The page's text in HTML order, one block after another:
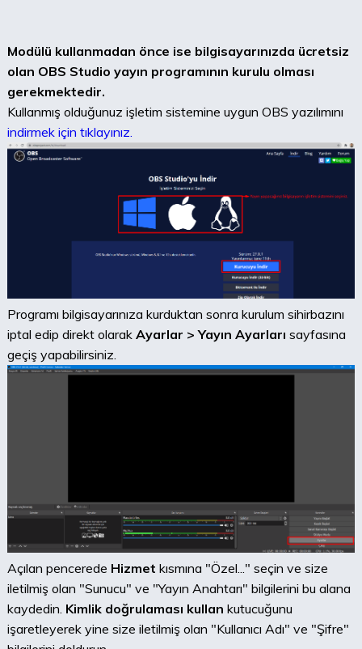
Modülü kullanmadan önce ise bilgisayarınızda ücretsiz
olan OBS Studio yayın programının kurulu olması
gerekmektedir.
Kullanmış olduğunuz işletim sistemine uygun OBS yazılımını
indirmek için tıklayınız.
Programı bilgisayarınıza kurduktan sonra kurulum sihirbazını
iptal edip direkt olarak Ayarlar > Yayın Ayarları sayfasına
geçiş yapabilirsiniz.
Açılan pencerede Hizmet kısmına "Özel..." seçin ve size
iletilmiş olan "Sunucu" ve "Yayın Anahtarı" bilgilerini bu alana
kaydedin. Kimlik doğrulaması kullan kutucuğunu
işaretleyerek yine size iletilmiş olan "Kullanıcı Adı" ve "Şifre"